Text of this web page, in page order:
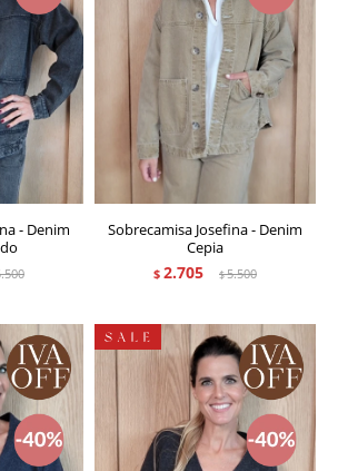
- Denim
Sobrecamisa Josefina - Denim
Cepia
$ 2.705 $5.500